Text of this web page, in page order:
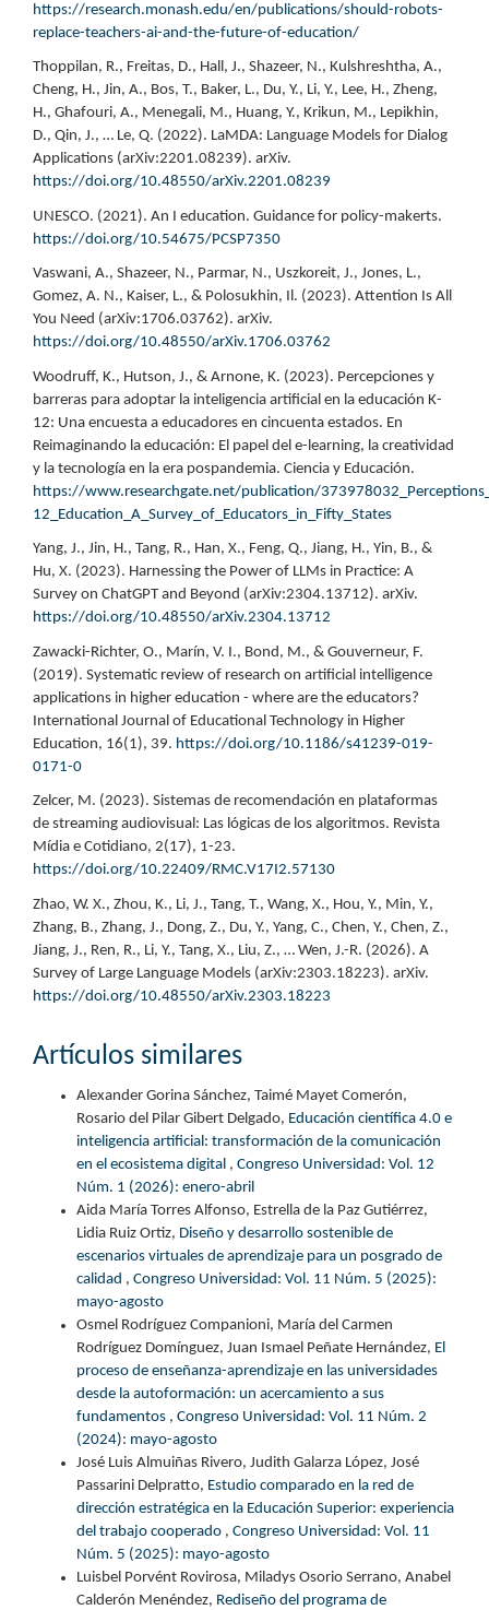
https://research.monash.edu/en/publications/should-robots-
replace-teachers-ai-and-the-future-of-education/
Thoppilan, R., Freitas, D., Hall, J., Shazeer, N., Kulshreshtha, A.,
Cheng, H., Jin, A., Bos, T., Baker, L., Du, Y., Li, Y., Lee, H., Zheng,
H., Ghafouri, A., Menegali, M., Huang, Y., Krikun, M., Lepikhin,
D., Qin, J., … Le, Q. (2022). LaMDA: Language Models for Dialog
Applications (arXiv:2201.08239). arXiv.
https://doi.org/10.48550/arXiv.2201.08239
UNESCO. (2021). An I education. Guidance for policy-makerts.
https://doi.org/10.54675/PCSP7350
Vaswani, A., Shazeer, N., Parmar, N., Uszkoreit, J., Jones, L.,
Gomez, A. N., Kaiser, L., & Polosukhin, Il. (2023). Attention Is All
You Need (arXiv:1706.03762). arXiv.
https://doi.org/10.48550/arXiv.1706.03762
Woodruff, K., Hutson, J., & Arnone, K. (2023). Percepciones y
barreras para adoptar la inteligencia artificial en la educación K-
12: Una encuesta a educadores en cincuenta estados. En
Reimaginando la educación: El papel del e-learning, la creatividad
y la tecnología en la era pospandemia. Ciencia y Educación.
https://www.researchgate.net/publication/
12_Education_A_Survey_of_Educators_in_Fifty_States
Yang, J., Jin, H., Tang, R., Han, X., Feng, Q., Jiang, H., Yin, B., &
Hu, X. (2023). Harnessing the Power of LLMs in Practice: A
Survey on ChatGPT and Beyond (arXiv:2304.13712). arXiv.
https://doi.org/10.48550/arXiv.2304.13712
Zawacki-Richter, O., Marín, V. I., Bond, M., & Gouverneur, F.
(2019). Systematic review of research on artificial intelligence
applications in higher education - where are the educators?
International Journal of Educational Technology in Higher
Education, 16(1), 39. https://doi.org/10.1186/s41239-019-
0171-0
Zelcer, M. (2023). Sistemas de recomendación en plataformas
de streaming audiovisual: Las lógicas de los algoritmos. Revista
Mídia e Cotidiano, 2(17), 1-23.
https://doi.org/10.22409/RMC.V17I2.57130
Zhao, W. X., Zhou, K., Li, J., Tang, T., Wang, X., Hou, Y., Min, Y.,
Zhang, B., Zhang, J., Dong, Z., Du, Y., Yang, C., Chen, Y., Chen, Z.,
Jiang, J., Ren, R., Li, Y., Tang, X., Liu, Z., … Wen, J.-R. (2026). A
Survey of Large Language Models (arXiv:2303.18223). arXiv.
https://doi.org/10.48550/arXiv.2303.18223
Artículos similares
Alexander Gorina Sánchez, Taimé Mayet Comerón,
Rosario del Pilar Gibert Delgado, Educación científica 4.0 e
inteligencia artificial: transformación de la comunicación
en el ecosistema digital , Congreso Universidad: Vol. 12
Núm. 1 (2026): enero-abril
Aida María Torres Alfonso, Estrella de la Paz Gutiérrez,
Lidia Ruiz Ortiz, Diseño y desarrollo sostenible de
escenarios virtuales de aprendizaje para un posgrado de
calidad , Congreso Universidad: Vol. 11 Núm. 5 (2025):
mayo-agosto
Osmel Rodríguez Companioni, María del Carmen
Rodríguez Domínguez, Juan Ismael Peñate Hernández, El
proceso de enseñanza-aprendizaje en las universidades
desde la autoformación: un acercamiento a sus
fundamentos , Congreso Universidad: Vol. 11 Núm. 2
(2024): mayo-agosto
José Luis Almuiñas Rivero, Judith Galarza López, José
Passarini Delpratto, Estudio comparado en la red de
dirección estratégica en la Educación Superior: experiencia
del trabajo cooperado , Congreso Universidad: Vol. 11
Núm. 5 (2025): mayo-agosto
Luisbel Porvént Rovirosa, Miladys Osorio Serrano, Anabel
Calderón Menéndez, Rediseño del programa de